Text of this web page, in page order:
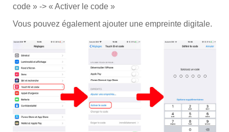
code » -> « Activer le code »
Vous pouvez également ajouter une empreinte digitale.